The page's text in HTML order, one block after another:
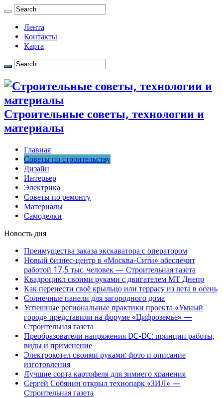
Лента
Контакты
Карта
Строительные советы, технологии и
материалы
Главная
Советы по строительству
Дизайн
Интерьер
Электрика
Советы по ремонту
Материалы
Самоделки
Новость дня
Преимущества заказа экскаватора с оператором
Новый бизнес-центр в «Москва-Сити» обеспечит
работой 17,5 тыс. человек — Строительная газета
Квадроцикл своими руками с двигателем МТ Днепр
Как перенести своё крыльцо или террасу из лета в осень
Солнечные панели для загородного дома
Успешные региональные практики проекта «Умный
город» представили на форуме «Цифроземье» —
Строительная газета
Преобразователи напряжения DC-DC: принцип работы,
виды и применение
Электрокотел своими руками: фото и описание
изготовления
Лучшие сорта картофеля для зимнего хранения
Сергей Собянин открыл технопарк «ЗИЛ» —
Строительная газета